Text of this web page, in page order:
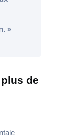
»
de